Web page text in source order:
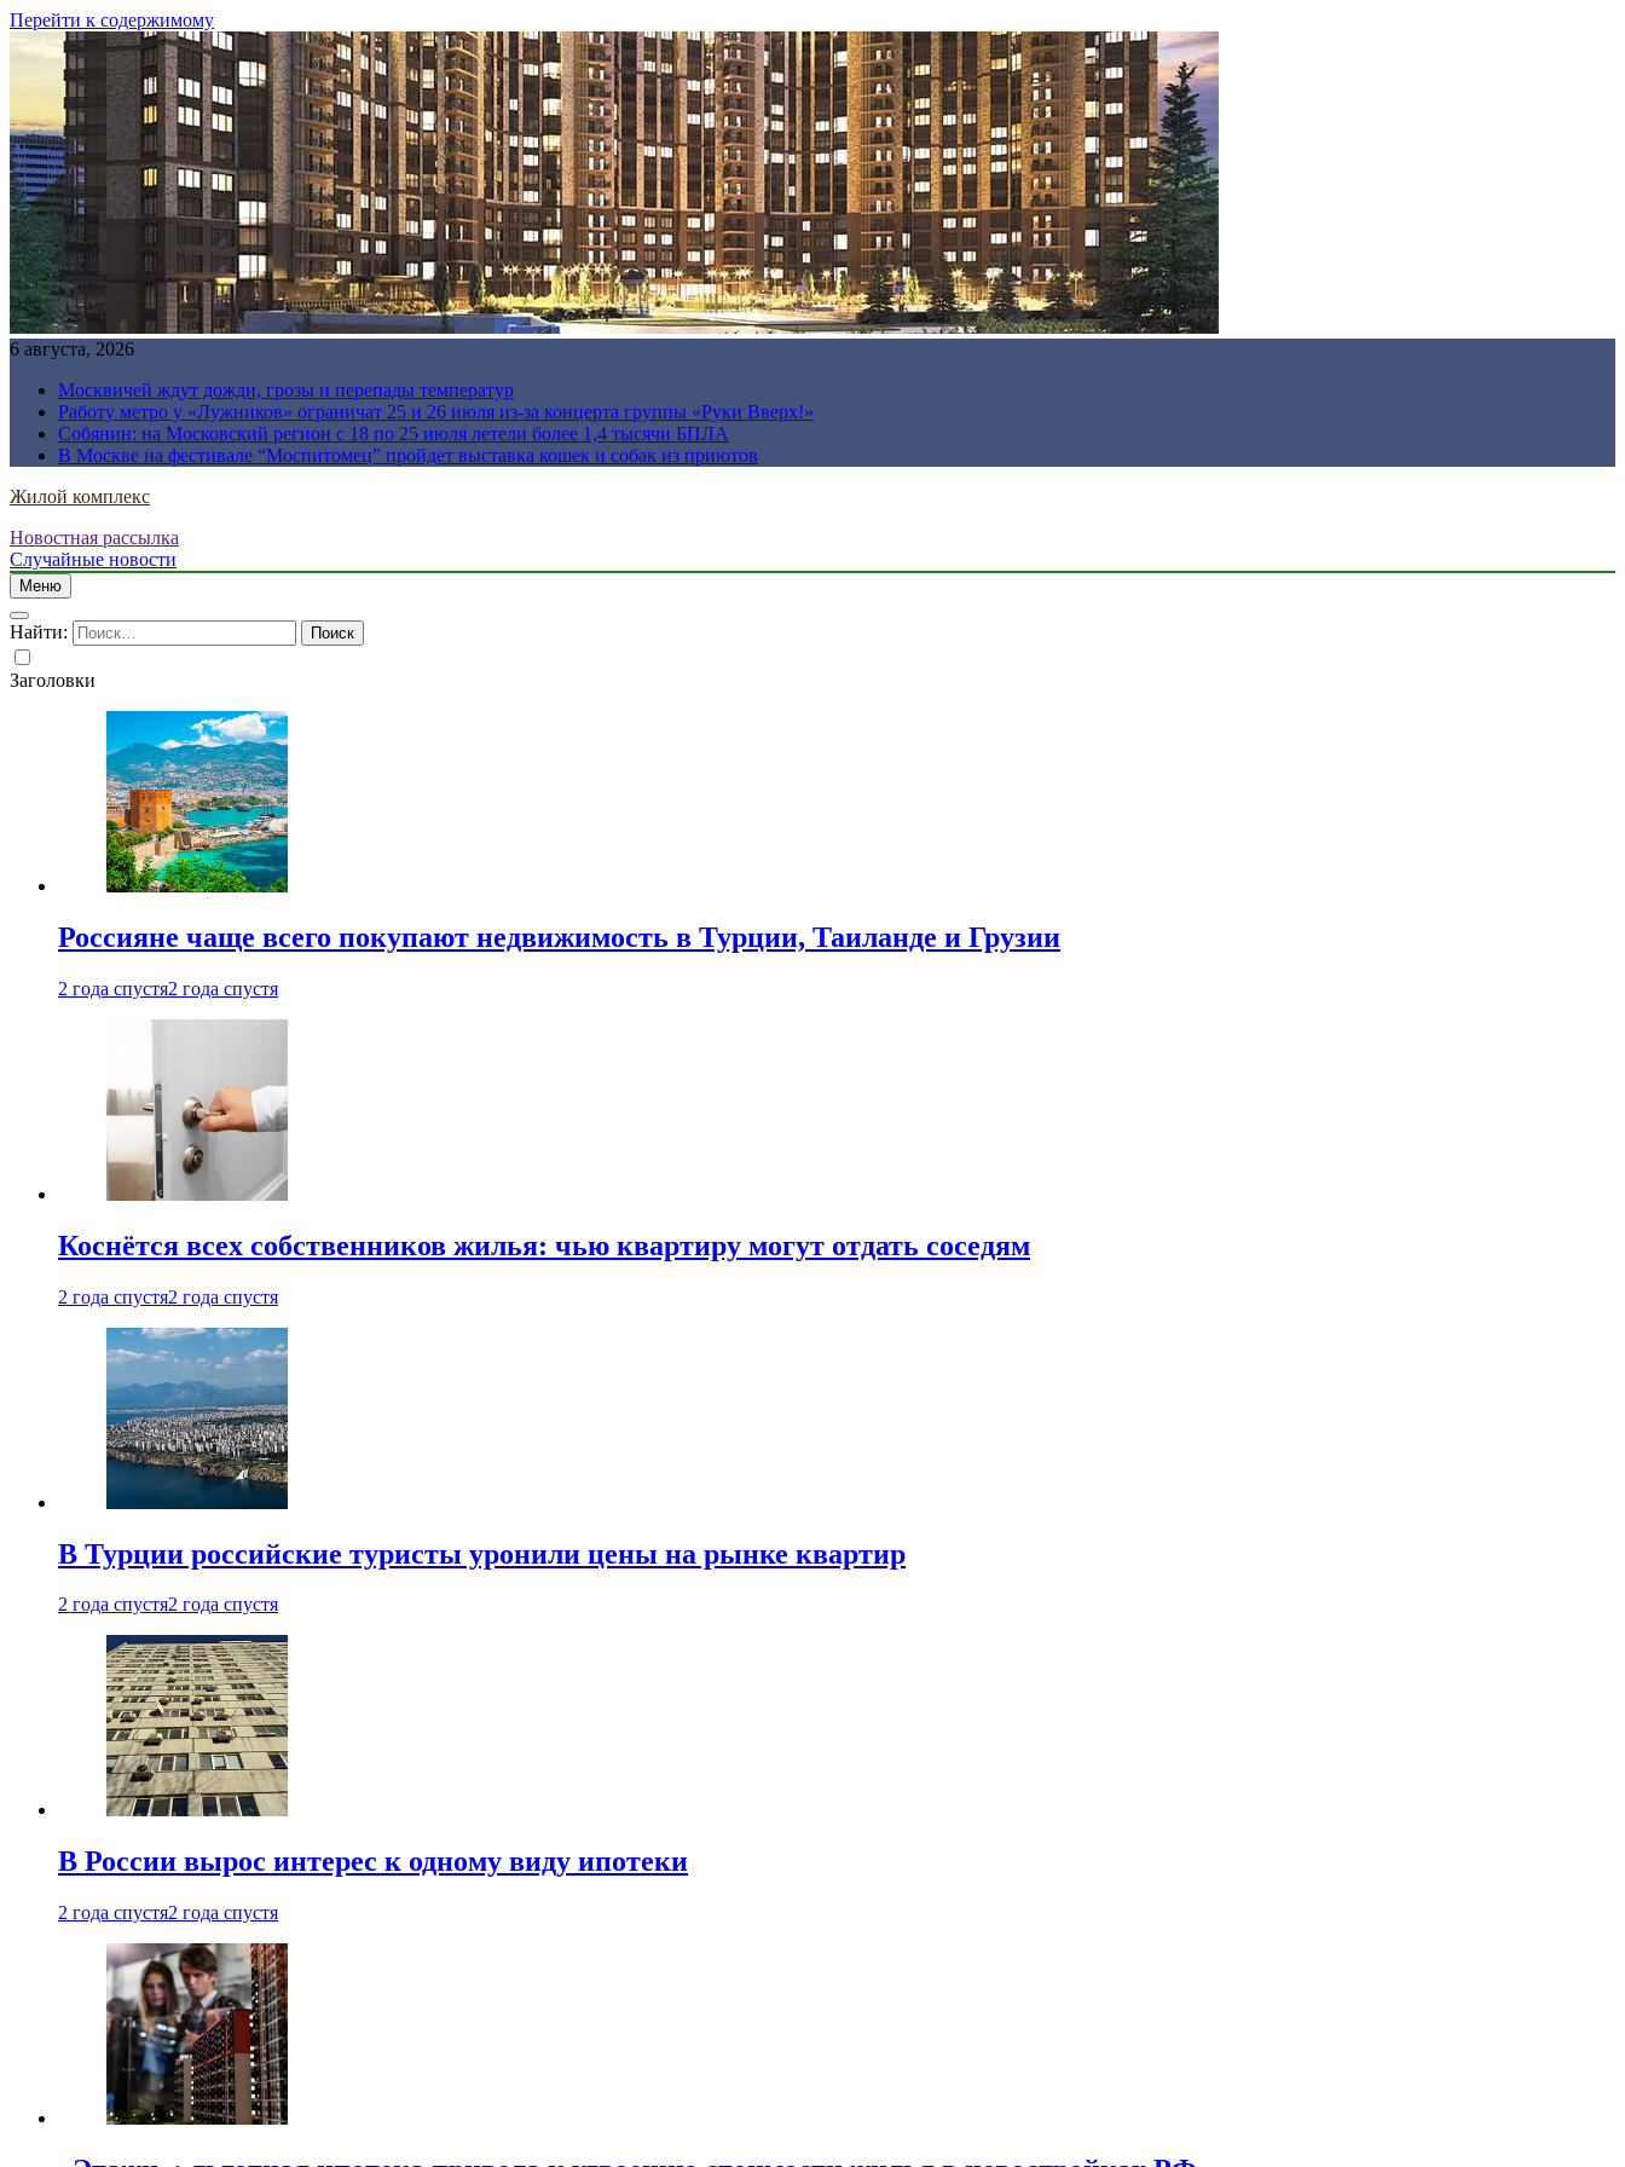
Перейти к содержимому
6 августа, 2026
Москвичей ждут дожди, грозы и перепады температур
Работу метро у «Лужников» ограничат 25 и 26 июля из-за концерта группы «Руки Вверх!»
Собянин: на Московский регион с 18 по 25 июля летели более 1,4 тысячи БПЛА
В Москве на фестивале “Моспитомец” пройдет выставка кошек и собак из приютов
Жилой комплекс
Новостная рассылка
Случайные новости
Меню
Найти:
Заголовки
Россияне чаще всего покупают недвижимость в Турции, Таиланде и Грузии
2 года спустя2 года спустя
Коснётся всех собственников жилья: чью квартиру могут отдать соседям
2 года спустя2 года спустя
В Турции российские туристы уронили цены на рынке квартир
2 года спустя2 года спустя
В России вырос интерес к одному виду ипотеки
2 года спустя2 года спустя